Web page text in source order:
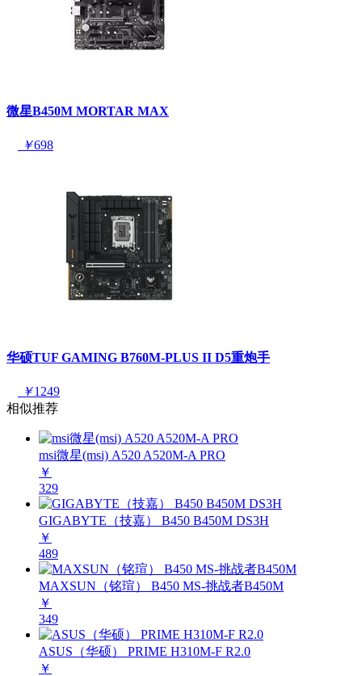
微星B450M MORTAR MAX
￥698
华硕TUF GAMING B760M-PLUS II D5重炮手
￥1249
相似推荐
msi微星(msi) A520 A520M-A PRO
￥
329
GIGABYTE（技嘉） B450 B450M DS3H
￥
489
MAXSUN（铭瑄） B450 MS-挑战者B450M
￥
349
ASUS（华硕） PRIME H310M-F R2.0
￥